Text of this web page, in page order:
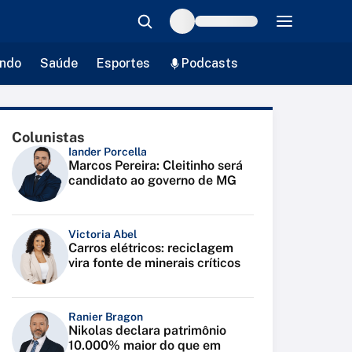
Saúde Esportes Podcasts
Colunistas
Iander Porcella
Marcos Pereira: Cleitinho será
candidato ao governo de MG
Victoria Abel
Carros elétricos: reciclagem
vira fonte de minerais críticos
Ranier Bragon
Nikolas declara patrimônio
10.000% maior do que em